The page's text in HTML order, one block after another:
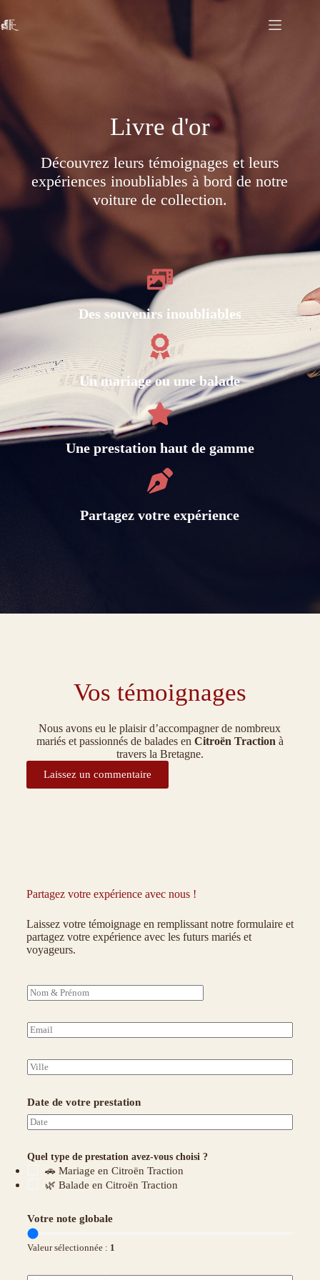
Livre d'or
Découvrez leurs témoignages et leurs
expériences inoubliables à bord de notre
voiture de collection.
Des souvenirs inoubliables
Un mariage ou une balade
Une prestation haut de gamme
Partagez votre expérience
Vos témoignages
Nous avons eu le plaisir d’accompagner de nombreux
mariés et passionnés de balades en Citroën Traction à
travers la Bretagne.
Laissez un commentaire
Partagez votre expérience avec nous !
Laissez votre témoignage en remplissant notre formulaire et
partagez votre expérience avec les futurs mariés et
voyageurs.
N
o
&
P
é
n
m
E
-
a
i
*
V
i
l
e
Date de votre prestation
Quel type de prestation avez-vous choisi ?
🚗 Mariage en Citroën Traction
🌿 Balade en Citroën Traction
Votre note globale
Valeur sélectionnée : 1